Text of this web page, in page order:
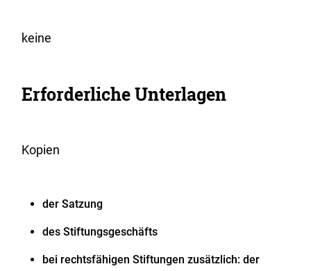
keine
Erforderliche Unterlagen
Kopien
der Satzung
des Stiftungsgeschäfts
bei rechtsfähigen Stiftungen zusätzlich: der